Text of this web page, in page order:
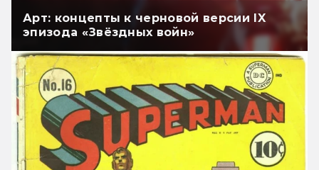
Арт: концепты к черновой версии IX
эпизода «Звёздных войн»